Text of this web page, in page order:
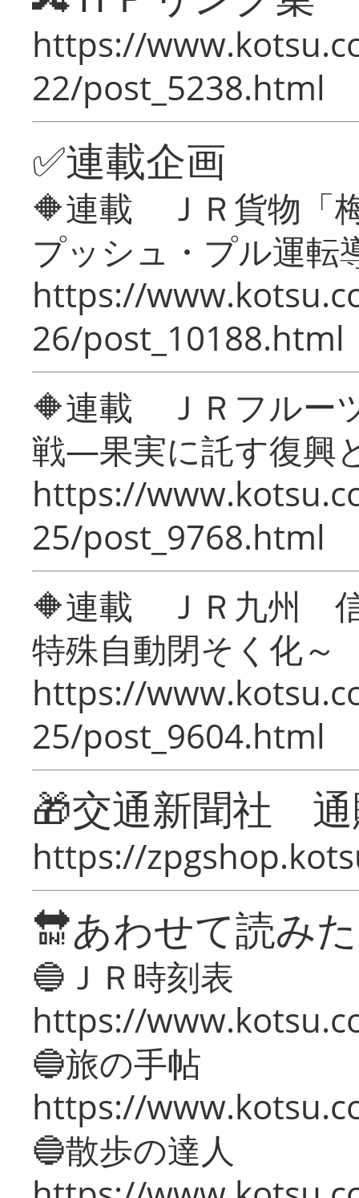
https://
22/post_5238.html
✅連載企画
🔶連載 ＪＲ貨物「
プッシュ・プル運転
https://
26/post_10188.html
🔶連載 ＪＲフルー
戦―果実に託す復興
https://
25/post_9768.html
🔶連載 ＪＲ九州 信
特殊自動閉そく化～
https://
25/post_9604.html
🎁交通新聞社
https://
🔛あわせて読み
🔵ＪＲ時刻表
https://
🔵旅の手帖
https://
🔵散歩の達人